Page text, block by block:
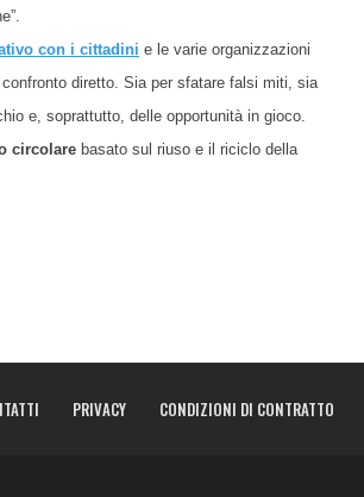
con i cittadini e le varie organizzazioni
diretto. Sia per sfatare falsi miti, sia
e, soprattutto, delle opportunità in gioco.
circolare basato sul riuso e il riciclo della
PRIVACY CONDIZIONI DI CONTRATTO